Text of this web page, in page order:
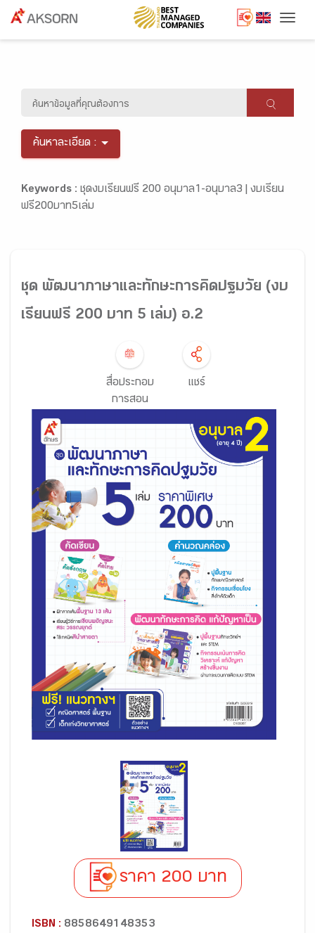
ค้นหาละเอียด :
Keywords : ชุดงบเรียนฟรี 200 อนุบาล1-อนุบาล3 | งบเรียน
ฟรี200บาท5เล่ม
ชุด พัฒนาภาษาและทักษะการคิดปฐมวัย (งบ
เรียนฟรี 200 บาท 5 เล่ม) อ.2
สื่อประกอบ
การสอน
แชร์
ราคา 200 บาท
ISBN : 8858649148353